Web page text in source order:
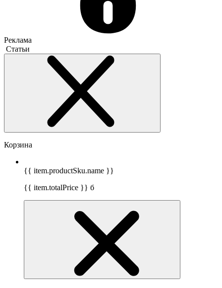
Реклама
Статьи
Корзина
{{ item.productSku.name }}
{{ item.totalPrice }} б